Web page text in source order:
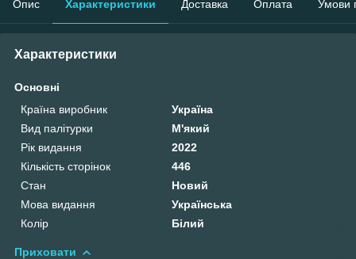
Опис Характеристики Доставка Оплата Умови
Характеристики
Основні
Країна виробник
Україна
Вид палітурки
М'який
Рік видання
2022
Кількість сторінок
446
Стан
Новий
Мова видання
Українська
Колір
Білий
Приховати